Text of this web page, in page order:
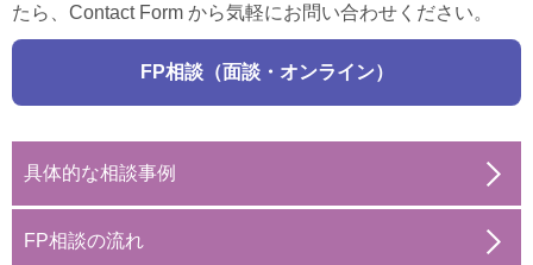
たら、Contact Form から気軽にお問い合わせください。
FP相談（面談・オンライン）
具体的な相談事例
FP相談の流れ